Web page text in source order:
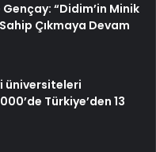
“Didim’in Minik
Çıkmaya Devam
üniversiteleri
Türkiye’den 13